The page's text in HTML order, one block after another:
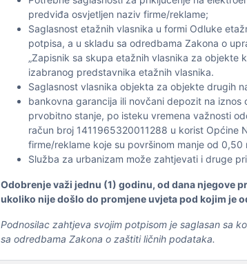
predviđa osvjetljen naziv firme/reklame;
Saglasnost etažnih vlasnika u formi Odluke
potpisa, a u skladu sa odredbama Zakona o
„Zapisnik sa skupa etažnih vlasnika za objekte
izabranog predstavnika etažnih vlasnika.
Saglasnost vlasnika objekta za objekte drugih
bankovna garancija ili novčani depozit na
prvobitno stanje, po isteku vremena važnosti
račun broj 1411965320011288 u korist Općine
firme/reklame koje su površinom manje od 0,50
Služba za urbanizam može zahtjevati i druge
Odobrenje važi jednu (1) godinu, od dana njegove
ukoliko nije došlo do promjene uvjeta pod kojim je
Podnosilac zahtjeva svojim potpisom je saglasan sa
sa odredbama Zakona o zaštiti ličnih podataka.